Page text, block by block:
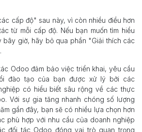
cấp độ" sau này, vì còn nhiều điều hơn
từ mỗi cấp độ. Nếu bạn muốn tìm hiểu
bây giờ, hãy bỏ qua phần "Giải thích các
Odoo đảm bảo việc triển khai, yêu cầu
đào tạo của bạn được xử lý bởi các
có hiểu biết sâu rộng về các thực
Với sự gia tăng nhanh chóng số lượng
gần đây, bạn sẽ có nhiều lựa chọn hơn
phù hợp với nhu cầu của doanh nghiệp
đối tác Odoo đóng vai trò quan trọng